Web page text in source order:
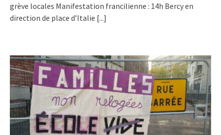
grève locales Manifestation francilienne : 14h Bercy en
direction de place d’Italie [...]